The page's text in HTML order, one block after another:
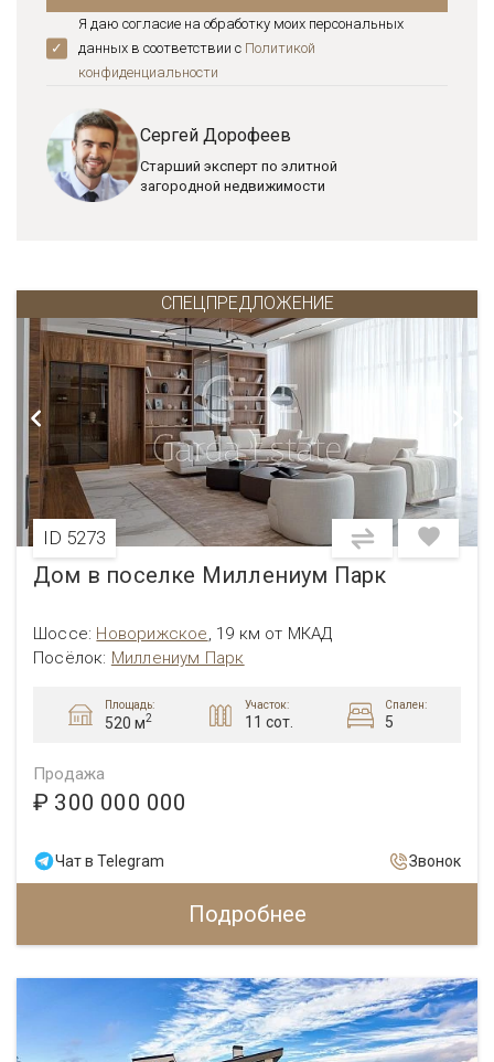
Я даю согласие на обработку моих персональных
данных в соответствии с Политикой
конфиденциальноcти
Сергей Дорофеев
Старший эксперт по элитной
загородной недвижимости
СПЕЦПРЕДЛОЖЕНИЕ
ID 5273
Дом в поселке Миллениум Парк
Шоссе: Новорижское, 19 км от МКАД
Посёлок: Миллениум Парк
Площадь:
520 м2
Участок:
11 сот.
Спален:
5
Продажа
₽ 300 000 000
Чат в Telegram Звонок
Подробнее